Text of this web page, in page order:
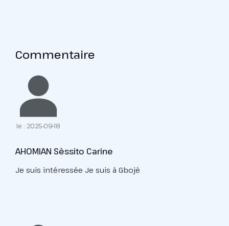
Commentaire
le : 2025-09-18
AHOMIAN Sèssito Carine
Je suis intéressée Je suis à Gbojè